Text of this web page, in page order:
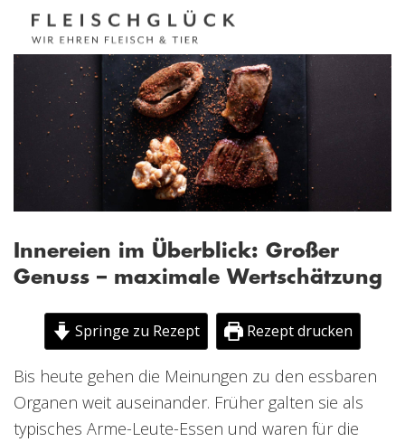
Innereien im Überblick: Großer
Genuss – maximale Wertschätzung
Springe zu Rezept Rezept drucken
Bis heute gehen die Meinungen zu den essbaren
Organen weit auseinander. Früher galten sie als
typisches Arme-Leute-Essen und waren für die